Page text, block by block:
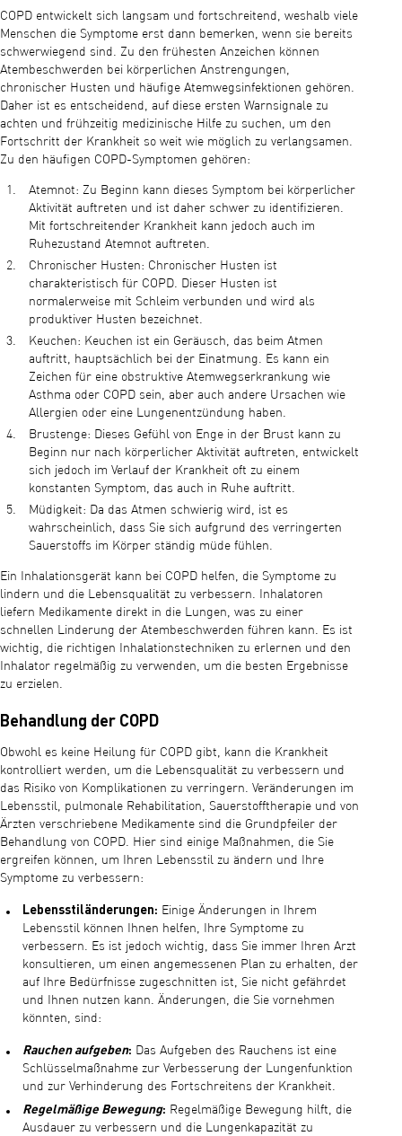
COPD entwickelt sich langsam und fortschreitend, weshalb viele
Menschen die Symptome erst dann bemerken, wenn sie bereits
schwerwiegend sind. Zu den frühesten Anzeichen können
Atembeschwerden bei körperlichen Anstrengungen,
chronischer Husten und häufige Atemwegsinfektionen gehören.
Daher ist es entscheidend, auf diese ersten Warnsignale zu
achten und frühzeitig medizinische Hilfe zu suchen, um den
Fortschritt der Krankheit so weit wie möglich zu verlangsamen.
Zu den häufigen COPD-Symptomen gehören:
Atemnot: Zu Beginn kann dieses Symptom bei körperlicher
Aktivität auftreten und ist daher schwer zu identifizieren.
Mit fortschreitender Krankheit kann jedoch auch im
Ruhezustand Atemnot auftreten.
Chronischer Husten: Chronischer Husten ist
charakteristisch für COPD. Dieser Husten ist
normalerweise mit Schleim verbunden und wird als
produktiver Husten bezeichnet.
Keuchen: Keuchen ist ein Geräusch, das beim Atmen
auftritt, hauptsächlich bei der Einatmung. Es kann ein
Zeichen für eine obstruktive Atemwegserkrankung wie
Asthma oder COPD sein, aber auch andere Ursachen wie
Allergien oder eine Lungenentzündung haben.
Brustenge: Dieses Gefühl von Enge in der Brust kann zu
Beginn nur nach körperlicher Aktivität auftreten, entwickelt
sich jedoch im Verlauf der Krankheit oft zu einem
konstanten Symptom, das auch in Ruhe auftritt.
Müdigkeit: Da das Atmen schwierig wird, ist es
wahrscheinlich, dass Sie sich aufgrund des verringerten
Sauerstoffs im Körper ständig müde fühlen.
Ein Inhalationsgerät kann bei COPD helfen, die Symptome zu
lindern und die Lebensqualität zu verbessern. Inhalatoren
liefern Medikamente direkt in die Lungen, was zu einer
schnellen Linderung der Atembeschwerden führen kann. Es ist
wichtig, die richtigen Inhalationstechniken zu erlernen und den
Inhalator regelmäßig zu verwenden, um die besten Ergebnisse
zu erzielen.
Behandlung der COPD
Obwohl es keine Heilung für COPD gibt, kann die Krankheit
kontrolliert werden, um die Lebensqualität zu verbessern und
das Risiko von Komplikationen zu verringern. Veränderungen im
Lebensstil, pulmonale Rehabilitation, Sauerstofftherapie und von
Ärzten verschriebene Medikamente sind die Grundpfeiler der
Behandlung von COPD. Hier sind einige Maßnahmen, die Sie
ergreifen können, um Ihren Lebensstil zu ändern und Ihre
Symptome zu verbessern:
Lebensstiländerungen: Einige Änderungen in Ihrem
Lebensstil können Ihnen helfen, Ihre Symptome zu
verbessern. Es ist jedoch wichtig, dass Sie immer Ihren Arzt
konsultieren, um einen angemessenen Plan zu erhalten, der
auf Ihre Bedürfnisse zugeschnitten ist, Sie nicht gefährdet
und Ihnen nutzen kann. Änderungen, die Sie vornehmen
könnten, sind:
Rauchen aufgeben: Das Aufgeben des Rauchens ist eine
Schlüsselmaßnahme zur Verbesserung der Lungenfunktion
und zur Verhinderung des Fortschreitens der Krankheit.
Regelmäßige Bewegung: Regelmäßige Bewegung hilft, die
Ausdauer zu verbessern und die Lungenkapazität zu